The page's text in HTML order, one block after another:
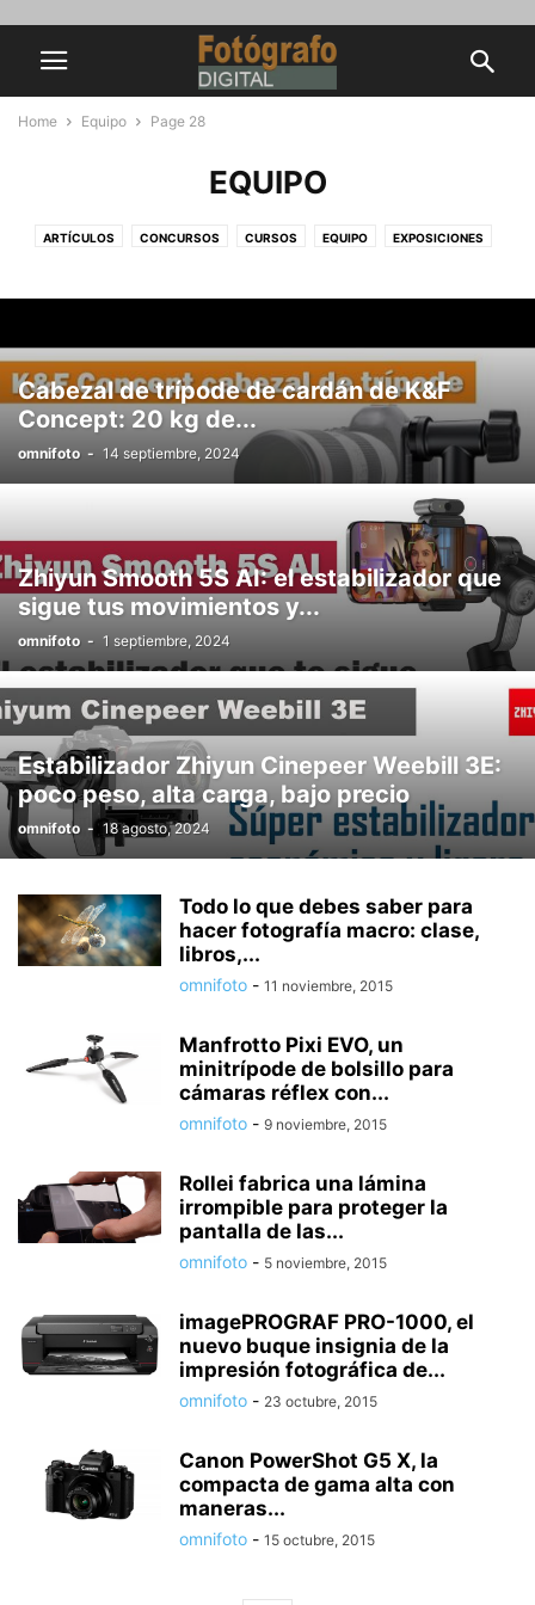
Home Equipo Page 28
EQUIPO
ARTÍCULOS CONCURSOS CURSOS EQUIPO EXPOSICIONES
REVISTAS TUTORIALES PHOTOSHOP
Cabezal de trípode de cardán de K&F
Concept: 20 kg de...
omnifoto - 14 septiembre, 2024
Zhiyun Smooth 5S AI: el estabilizador que
sigue tus movimientos y...
omnifoto - 1 septiembre, 2024
Estabilizador Zhiyun Cinepeer Weebill 3E:
poco peso, alta carga, bajo precio
omnifoto - 18 agosto, 2024
Todo lo que debes saber para
hacer fotografía macro: clase,
libros,...
omnifoto - 11 noviembre, 2015
Manfrotto Pixi EVO, un
minitrípode de bolsillo para
cámaras réflex con...
omnifoto - 9 noviembre, 2015
Rollei fabrica una lámina
irrompible para proteger la
pantalla de las...
omnifoto - 5 noviembre, 2015
imagePROGRAF PRO-1000, el
nuevo buque insignia de la
impresión fotográfica de...
omnifoto - 23 octubre, 2015
Canon PowerShot G5 X, la
compacta de gama alta con
maneras...
omnifoto - 15 octubre, 2015